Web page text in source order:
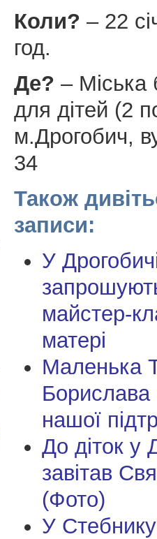
Коли? – 22
год.
Де? – Міська
для дітей (2
м.Дрогобич,
34
Також
записи:
У
майстер-
матері
Маленька
Борислава
нашої
До діток у
завітав
(Фото)
У